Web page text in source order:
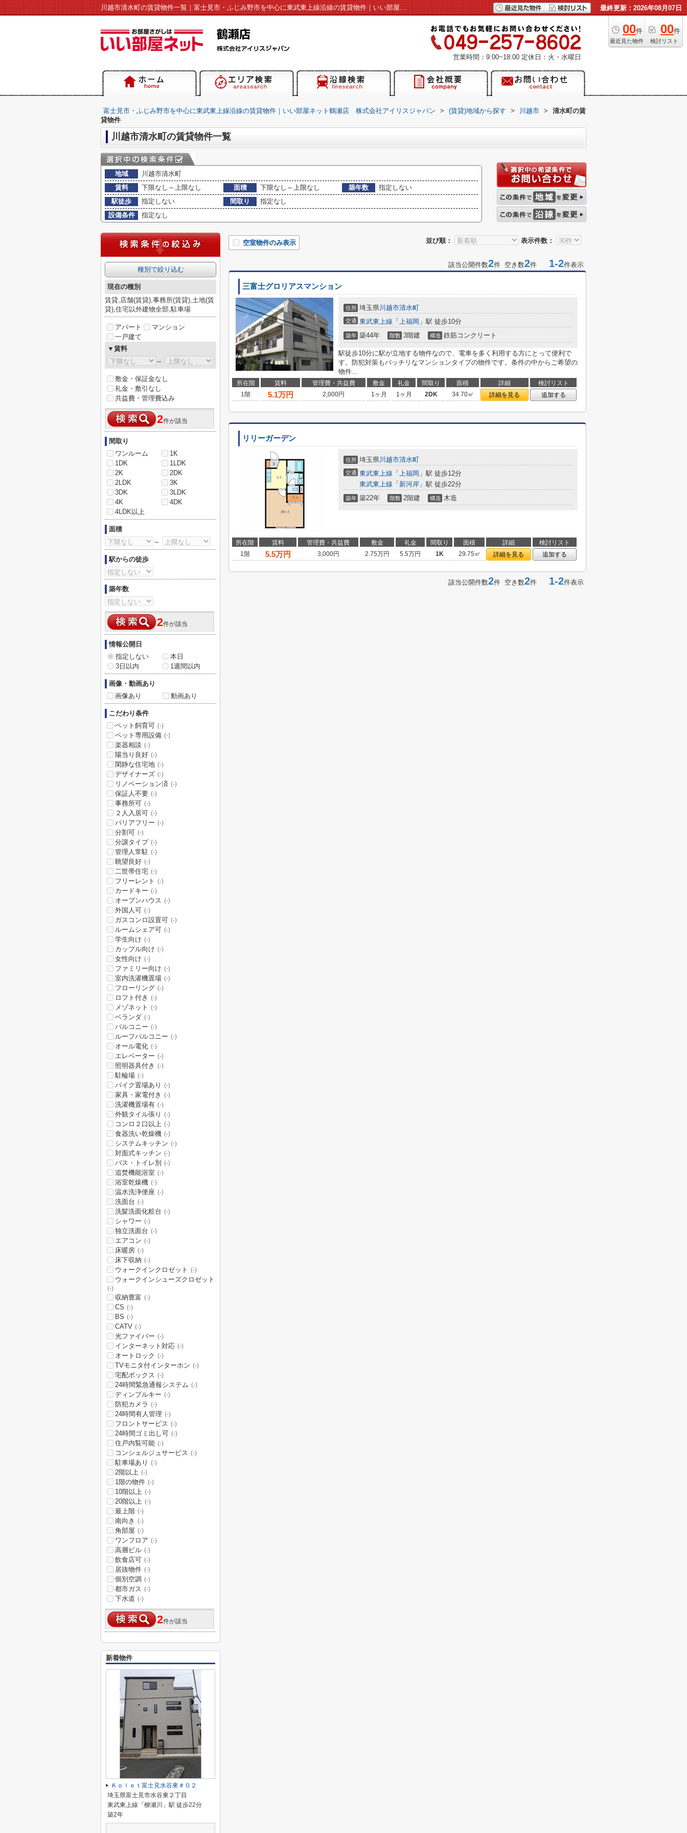
川越市清水町の賃貸物件一覧｜富士見市・ふじみ野市を中心に東武東上線沿線の賃貸物件｜いい部屋ネット鶴瀬店 株式会社アイリスジャパン 最終更新：2026年08月07日
00件
最近見た物件
00件
検討リスト
営業時間：9:00~18:00 定休日：火・水曜日
富士見市・ふじみ野市を中心に東武東上線沿線の賃貸物件｜いい部屋ネット鶴瀬店 株式会社アイリスジャパン > (賃貸)地域から探す > 川越市 >
清水町の賃
貸物件
川越市清水町の賃貸物件一覧
地域
川越市清水町
賃料
下限なし～上限なし 面積 下限なし～上限なし 築年数
指定しない
駅徒歩
指定しない 間取り
指定なし
設備条件
指定なし
並び順： 表示件数：
空室物件のみ表示
該当公開件数2件 空き数2件 1-2件表示
三富士グロリアスマンション
住所 埼玉県川越市清水町
交通 東武東上線 「 上福岡 」駅 徒歩10分
築年 築44年 階数 3階建 構造 鉄筋コンクリート
駅徒歩10分に駅が立地する物件なので、電車を多く利用する方にとって便利で
す。防犯対策もバッチリなマンションタイプの物件です。条件の中からご希望の
物件...
所在階 賃料 管理費・共益費 敷金 礼金 間取り 面積 詳細
検討リスト
1階
5.1万円 2,000円 1ヶ月 1ヶ月 2DK 34.70㎡ 詳細を見る 追加する
リリーガーデン
住所 埼玉県川越市清水町
交通 東武東上線 「 上福岡 」駅 徒歩12分
東武東上線 「 新河岸 」駅 徒歩22分
築年 築22年 階数 2階建 構造 木造
所在階 賃料 管理費・共益費 敷金 礼金 間取り 面積 詳細
検討リスト
1階
5.5万円 3,000円 2.75万円 5.5万円 1K 29.75㎡ 詳細を見る 追加する
該当公開件数2件 空き数2件 1-2件表示
種別で絞り込む
現在の種別
賃貸,店舗(賃貸),事務所(賃貸),土地(賃
貸),住宅以外建物全部,駐車場
アパート
マンション
一戸建て
▼賃料
～
敷金・保証金なし
礼金・敷引なし
共益費・管理費込み
2件が該当
間取り
ワンルーム
1K
1DK
1LDK
2K
2DK
2LDK
3K
3DK
3LDK
4K
4DK
4LDK以上
面積
～
駅からの徒歩
築年数
2件が該当
情報公開日
指定しない
本日
3日以内
1週間以内
画像・動画あり
画像あり
動画あり
こだわり条件
ペット飼育可 (-)
ペット専用設備 (-)
楽器相談 (-)
陽当り良好 (-)
閑静な住宅地 (-)
デザイナーズ (-)
リノベーション済 (-)
保証人不要 (-)
事務所可 (-)
２人入居可 (-)
バリアフリー (-)
分割可 (-)
分譲タイプ (-)
管理人常駐 (-)
眺望良好 (-)
二世帯住宅 (-)
フリーレント (-)
カードキー (-)
オープンハウス (-)
外国人可 (-)
ガスコンロ設置可 (-)
ルームシェア可 (-)
学生向け (-)
カップル向け (-)
女性向け (-)
ファミリー向け (-)
室内洗濯機置場 (-)
フローリング (-)
ロフト付き (-)
メゾネット (-)
ベランダ (-)
バルコニー (-)
ルーフバルコニー (-)
オール電化 (-)
エレベーター (-)
照明器具付き (-)
駐輪場 (-)
バイク置場あり (-)
家具・家電付き (-)
洗濯機置場有 (-)
外観タイル張り (-)
コンロ２口以上 (-)
食器洗い乾燥機 (-)
システムキッチン (-)
対面式キッチン (-)
バス・トイレ別 (-)
追焚機能浴室 (-)
浴室乾燥機 (-)
温水洗浄便座 (-)
洗面台 (-)
洗髪洗面化粧台 (-)
シャワー (-)
独立洗面台 (-)
エアコン (-)
床暖房 (-)
床下収納 (-)
ウォークインクロゼット (-)
ウォークインシューズクロゼット
(-)
収納豊富 (-)
CS (-)
BS (-)
CATV (-)
光ファイバー (-)
インターネット対応 (-)
オートロック (-)
TVモニタ付インターホン (-)
宅配ボックス (-)
24時間緊急通報システム (-)
ディンプルキー (-)
防犯カメラ (-)
24時間有人管理 (-)
フロントサービス (-)
24時間ゴミ出し可 (-)
住戸内覧可能 (-)
コンシェルジュサービス (-)
駐車場あり (-)
2階以上 (-)
1階の物件 (-)
10階以上 (-)
20階以上 (-)
最上階 (-)
南向き (-)
角部屋 (-)
ワンフロア (-)
高層ビル (-)
飲食店可 (-)
居抜物件 (-)
個別空調 (-)
都市ガス (-)
下水道 (-)
2件が該当
新着物件
Ｋｏｌｅｔ富士見水谷東＃０２
埼玉県富士見市水谷東２丁目
東武東上線「柳瀬川」駅 徒歩22分
築2年